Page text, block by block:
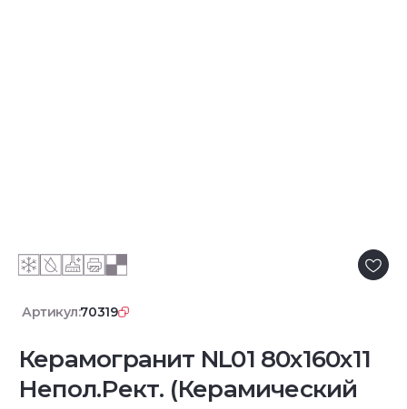
Артикул:70319
Керамогранит NL01 80x160x11
Непол.Рект. (Керамический